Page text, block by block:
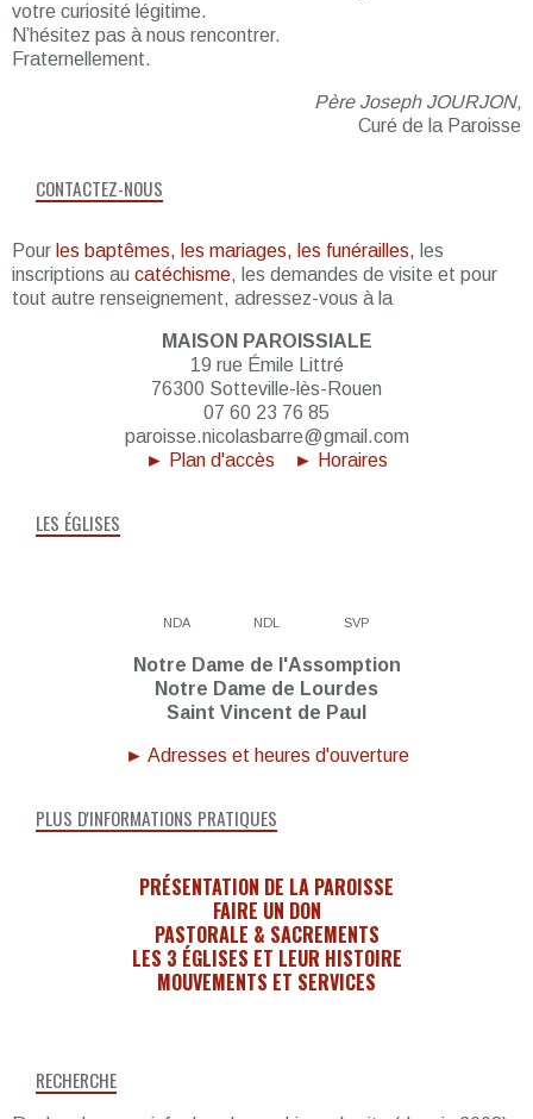
RECHERCHE
votre curiosité légitime.
N’hésitez pas à nous rencontrer.
Fraternellement.
Père Joseph JOURJON,
Curé de la Paroisse
CONTACTEZ-NOUS
Pour les baptêmes, les mariages, les funérailles, les
inscriptions au catéchisme, les demandes de visite et pour
tout autre renseignement, adressez-vous à la
MAISON PAROISSIALE
19 rue Émile Littré
76300 Sotteville-lès-Rouen
07 60 23 76 85
paroisse.nicolasbarre@gmail.com
► Plan d'accès
► Horaires
LES ÉGLISES
NDA NDL SVP
Notre Dame de l'Assomption
Notre Dame de Lourdes
Saint Vincent de Paul
► Adresses et heures d'ouverture
PLUS D'INFORMATIONS PRATIQUES
PRÉSENTATION DE LA PAROISSE
FAIRE UN DON
PASTORALE & SACREMENTS
LES 3 ÉGLISES ET LEUR HISTOIRE
MOUVEMENTS ET SERVICES